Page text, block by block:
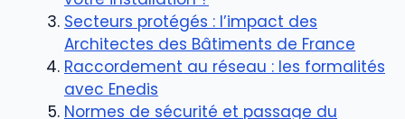
Secteurs protégés : l’impact des
Architectes des Bâtiments de France
Raccordement au réseau : les formalités
avec Enedis
Normes de sécurité et passage du